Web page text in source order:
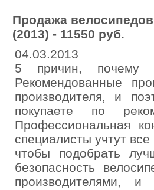
Продажа
(2013) - 11550 руб.
04.03.2013
5 причин, почему
Рекомендованные
производителя, и
покупаете по
Профессиональная
специалисты учтут
чтобы подобрать
безопасность
производителями, и